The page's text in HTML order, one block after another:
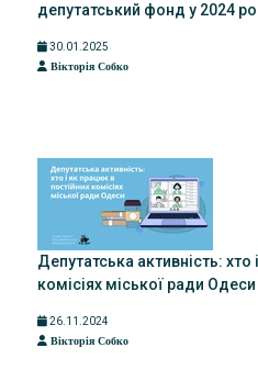
депутатський фонд у 2024
30.01.2025
Вікторія Собко
Депутатська активність: хто
комісіях міської ради Одеси
26.11.2024
Вікторія Собко